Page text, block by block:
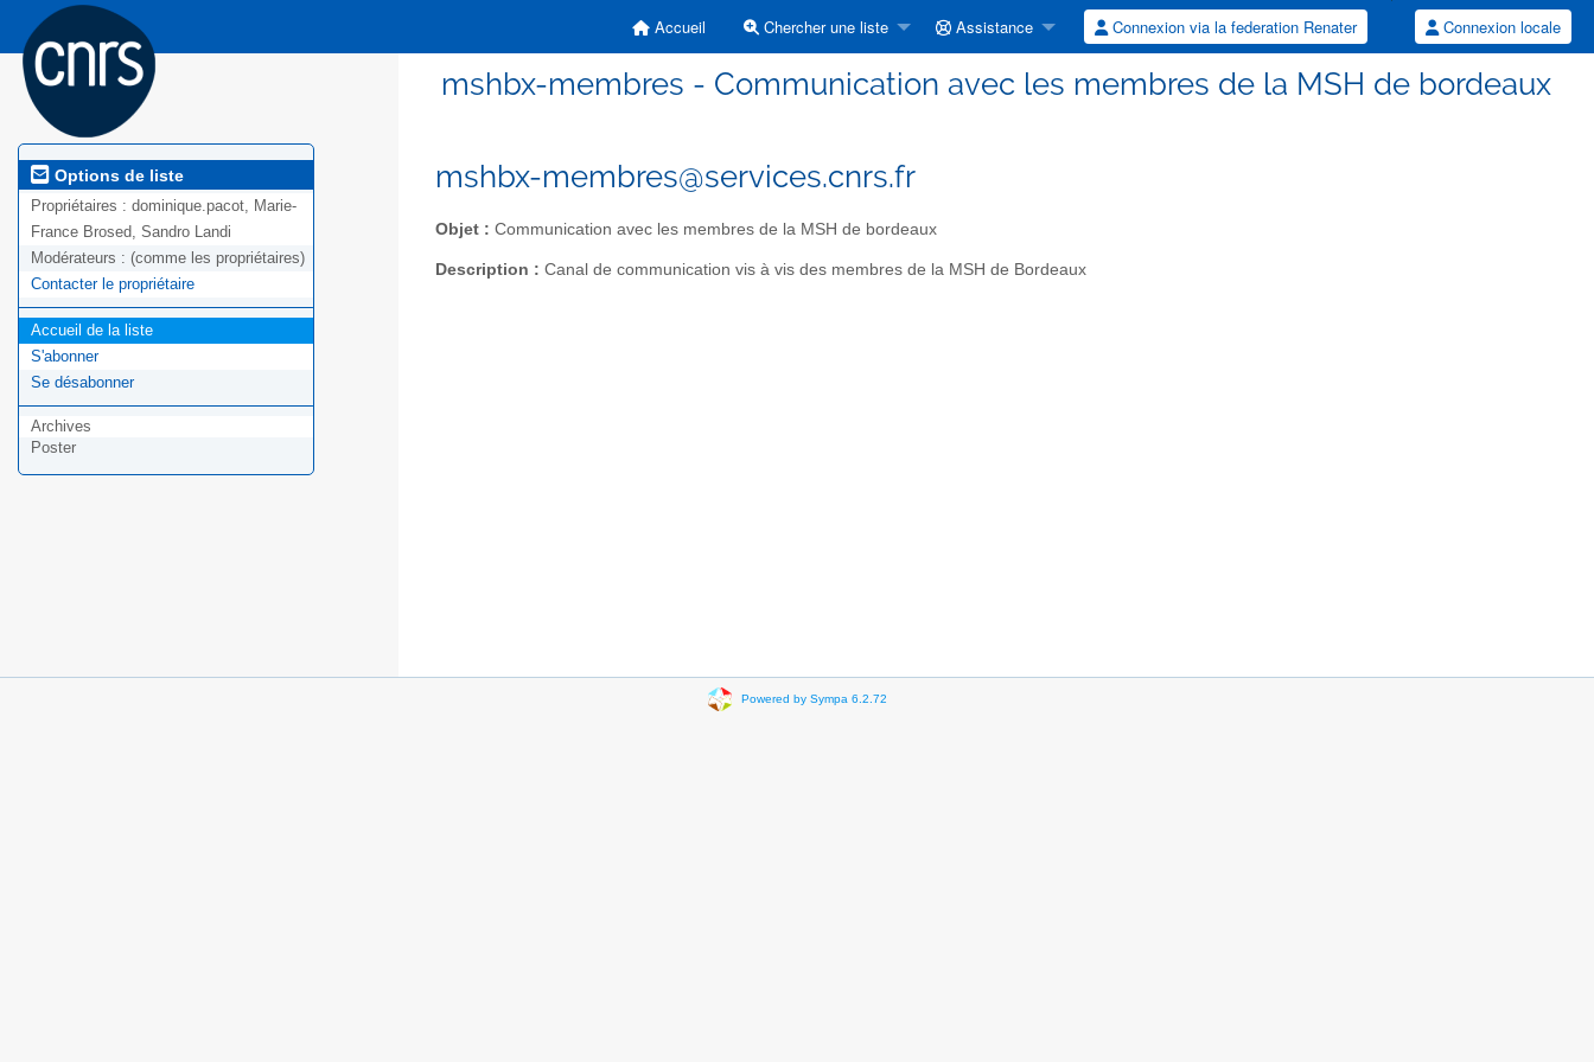
Accueil Chercher une liste Assistance Connexion via la federation Renater Connexion locale
mshbx-membres - Communication avec les membres de la MSH de bordeaux
Options de liste
Propriétaires : dominique.pacot, Marie-
France Brosed, Sandro Landi
Modérateurs : (comme les propriétaires)
Contacter le propriétaire
Accueil de la liste
S'abonner
Se désabonner
Archives
Poster
mshbx-membres@services.cnrs.fr
Objet : Communication avec les membres de la MSH de bordeaux
Description : Canal de communication vis à vis des membres de la MSH de Bordeaux
Powered by Sympa 6.2.72